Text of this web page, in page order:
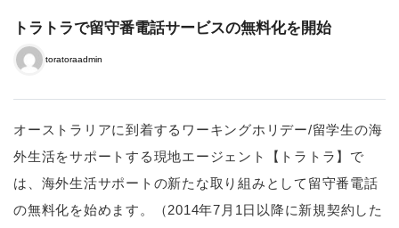
トラトラで留守番電話サービスの無料化を開始
toratoraadmin
オーストラリアに到着するワーキングホリデー/留学生の海
外生活をサポートする現地エージェント【トラトラ】で
は、海外生活サポートの新たな取り組みとして留守番電話
の無料化を始めます。（2014年7月1日以降に新規契約した